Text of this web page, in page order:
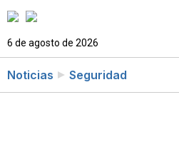
6 de agosto de 2026
Noticias Seguridad